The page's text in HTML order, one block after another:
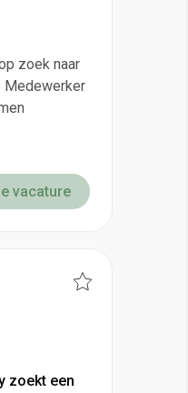
zoek naar
Medewerker
vacature
zoekt een